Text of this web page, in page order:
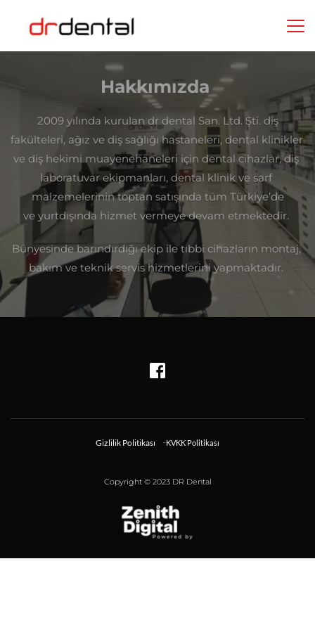
Hakkımızda
2009 yılında kurulan dr dental San. Ltd. Şti. diş
fakülteleri, ağız ve diş sağlığı hastaneleri, dental klinikler
ve diş hekimi muayenehaneleri için dental cihazlar, diş
laboratuvar ekipmanları, dental klinik ve sarf
malzemelerinin toptan satışında tüm Türkiye’de
ve yurtdışında hizmet vermeye devam etmektedir.
Bünyesinde barındırdığı ekip ile tıbbi cihazların montaj,
bakım ve teknik servis hizmetlerini yapmaktadır.
Copyright © 2023 DR Dental
Gizlilik Politikası KVKK Politikası